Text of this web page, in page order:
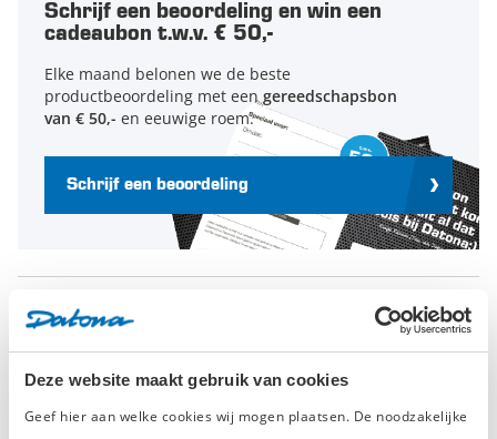
Deze website maakt gebruik van cookies
Geef hier aan welke cookies wij mogen plaatsen. De noodzakelijke
Schrijf een beoordeling en win een
cadeaubon t.w.v. € 50,-
Elke maand belonen we de beste
productbeoordeling met eengereedschapsbon
van € 50,- en eeuwige roem.
Schrijf een beoordeling
Geverifieerde beoordeling
H Croes
woensdag 19 augustus 2020